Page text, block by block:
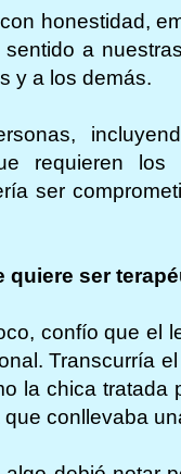
honestidad,
a
y a los demás.
requieren
ser
quiere ser
confío que el
Transcurría
la chica tratada
conllevaba